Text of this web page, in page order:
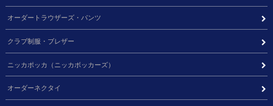
オーダートラウザーズ・パンツ
クラブ制服・ブレザー
ニッカポッカ（ニッカボッカーズ）
オーダーネクタイ